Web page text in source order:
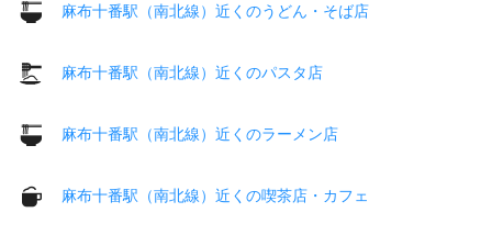
麻布十番駅（南北線）近くのうどん・そば店
麻布十番駅（南北線）近くのパスタ店
麻布十番駅（南北線）近くのラーメン店
麻布十番駅（南北線）近くの喫茶店・カフェ